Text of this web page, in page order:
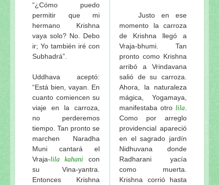
“¿Cómo puedo
permitir que mi
hermano Krishna
vaya solo? No. Debo
ir; Yo también iré con
Subhadrá”.
Uddhava aceptó:
“Está bien, vayan. En
cuanto comiencen su
viaje en la carroza,
no perderemos
tiempo. Tan pronto se
marchen Naradha
Muni cantará el
Vraja-lila kahani con
su Vina-yantra.
Entonces Krishna
Justo en ese
momento la carroza
de Krishna llegó a
Vraja-bhumi. Tan
pronto como Krishna
arribó a Vrindavana
salió de su carroza.
Ahora, la naturaleza
mágica, Yogamaya,
manifestaba otro lila
Como por arreglo
providencial apareció
en el sagrado jardín
Nidhuvana donde
Radharani yacía
como muerta.
Krishna corrió hasta